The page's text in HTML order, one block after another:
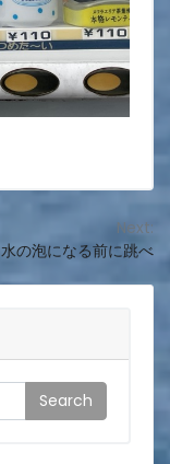
Next:
水の泡になる前に跳べ